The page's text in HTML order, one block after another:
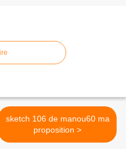
sketch 106 de manou60 ma
proposition >